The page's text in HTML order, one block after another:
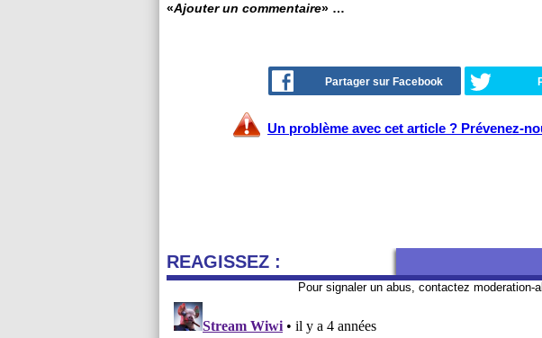
«Ajouter un commentaire» …
Partager sur Facebook
Un problème avec cet article ? Prévenez-
REAGISSEZ :
Pour signaler un abus, contactez moderation-